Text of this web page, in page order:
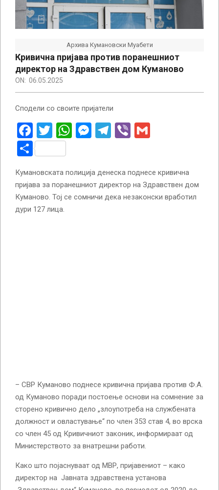
Архива Кумановски Муабети
Кривична пријава против поранешниот
директор на Здравствен дом Куманово
ON: 06.05.2025
Сподели со своите пријатели
Facebook
Twitter
WhatsApp
Messenger
Telegram
Viber
Share
Кумановската полиција денеска поднесе кривична
пријава за поранешниот директор на Здравствен дом
Куманово. Тој се сомничи дека незаконски вработил
дури 127 лица.
– СВР Куманово поднесе кривична пријава против Ф.А.
од Куманово поради постоење основи на сомнение за
сторено кривично дело „злоупотреба на службената
должност и овластување“ по член 353 став 4, во врска
со член 45 од Кривичниот законик, информираат од
Министерството за внатрешни работи.
Како што појаснуваат од МВР, пријавениот – како
директор на Јавната здравствена установа